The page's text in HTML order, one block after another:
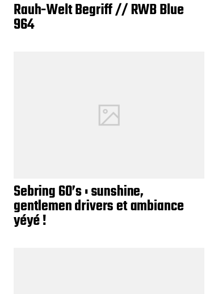
Rauh-Welt Begriff // RWB Blue
964
Sebring 60’s : sunshine,
gentlemen drivers et ambiance
yéyé !